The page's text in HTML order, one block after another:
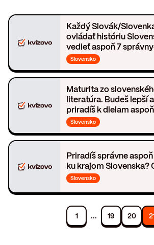
Každý Slovák/
ovládať históriu
vedieť aspoň 7
Slovensko
Maturita zo
literatúra. Budeš lepší
priradíš k dielam
správne?
Slovensko
Priradíš správne
ku krajom Slovenska?
Slovensko
1 ... 19 20